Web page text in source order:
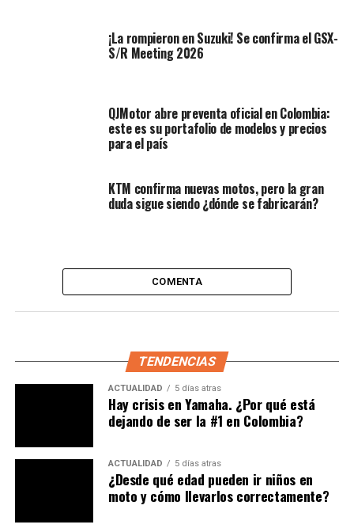
Entre las mejoras de la estética, tenemos un nuevo juego
le añaden pastas adicionales que bajan desde el
depósito, tapando ligeramente la culata del motor. El
impulsor es monocolor a diferencia de los nuevos
cadena, tan característico en toda la familia.
modelo con su versión de100cc , vemos un aumento de
2.7 caballos y la subida de casi 3 Nm, un crecimiento
de potencia considerable si lo ponemos en términos de
nuevo modelo aún no tenga frenos de disco por lo
menos en la rueda delantera.
Destacamos la presencia de rines en aleación y los
detalles metálicos, esperamos que esta motocicleta pase
pronto por las manos de Publimotos, y veamos el
comportamiento, especialmente del nuevo impulsor.
¡La rompieron en Suzuki! Se confirma el GSX-
S/R Meeting 2026
QJMotor abre preventa oficial en Colombia:
este es su portafolio de modelos y precios
para el país
KTM confirma nuevas motos, pero la gran
duda sigue siendo ¿dónde se fabricarán?
COMENTA
TENDENCIAS
ACTUALIDAD 5 días atras
Hay crisis en Yamaha. ¿Por qué está
dejando de ser la #1 en Colombia?
ACTUALIDAD 5 días atras
¿Desde qué edad pueden ir niños en
moto y cómo llevarlos correctamente?